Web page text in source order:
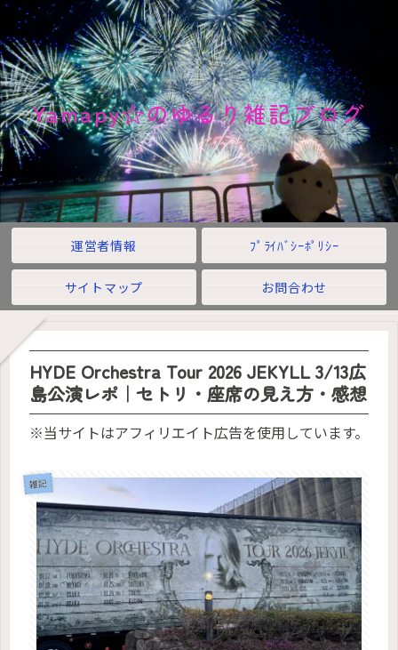
Yamapy☆のゆるり雑記ブログ
運営者情報 ﾌﾟﾗｲﾊﾞｼｰﾎﾟﾘｼｰ
サイトマップ お問合わせ
HYDE Orchestra Tour 2026 JEKYLL 3/13広
島公演レポ｜セトリ・座席の見え方・感想
※当サイトはアフィリエイト広告を使用しています。
雑記